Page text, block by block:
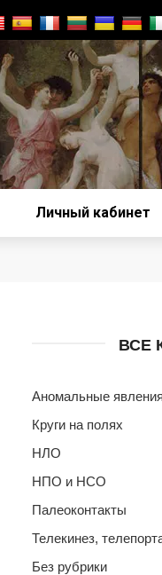
Личный кабинет
ВСЕ
Аномальные
Круги на полях
НЛО
НПО и НСО
Палеоконтакты
Телекинез,
Без рубрики